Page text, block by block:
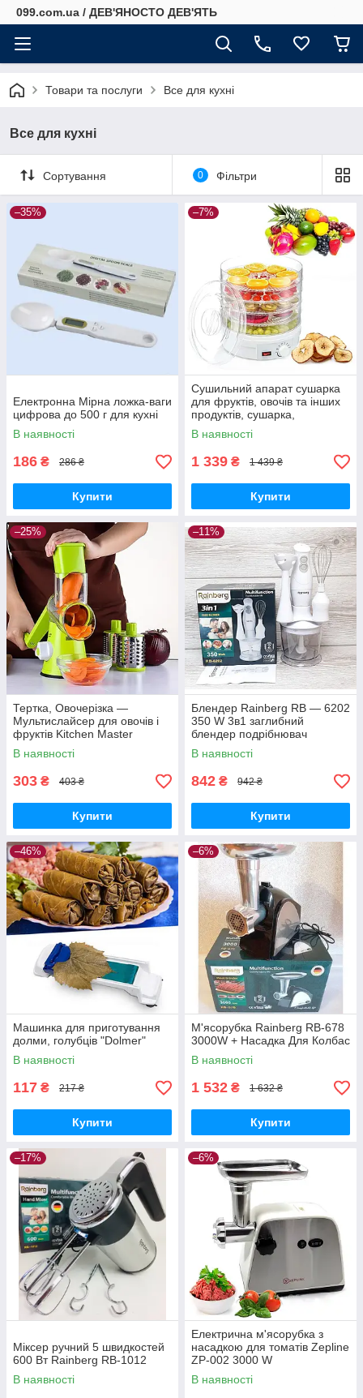
099.com.ua / ДЕВ'ЯНОСТО ДЕВ'ЯТЬ
Товари та послуги Все для кухні
Все для кухні
Сортування 0 Фільтри
–35%
Електронна Мірна ложка-ваги
цифрова до 500 г для кухні
В наявності
186 ₴ 286 ₴
Купити
–7%
Сушильний апарат сушарка
для фруктів, овочів та інших
продуктів, сушарка,
дегідратор.Zepline 029
В наявності
1 339 ₴ 1 439 ₴
Купити
–25%
Тертка, Овочерізка —
Мультислайсер для овочів і
фруктів Kitchen Master
В наявності
303 ₴ 403 ₴
Купити
–11%
Блендер Rainberg RB — 6202
350 W 3в1 заглибний
блендер подрібнювач
В наявності
842 ₴ 942 ₴
Купити
–46%
Машинка для приготування
долми, голубців "Dolmer"
В наявності
117 ₴ 217 ₴
Купити
–6%
М'ясорубка Rainberg RB-678
3000W + Насадка Для Колбас
В наявності
1 532 ₴ 1 632 ₴
Купити
–17%
Міксер ручний 5 швидкостей
600 Вт Rainberg RB-1012
В наявності
–6%
Електрична м'ясорубка з
насадкою для томатів Zepline
ZP-002 3000 W
В наявності